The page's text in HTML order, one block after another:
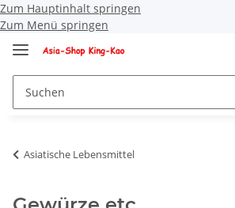
Zum Hauptinhalt springen
Zum Menü springen
Asiatische Lebensmittel